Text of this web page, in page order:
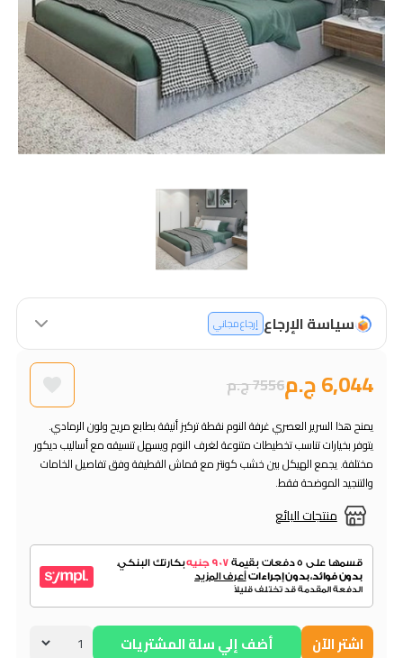
سياسة الإرجاع إرجاع مجاني
6,044 ج.م 7556 ج.م
منتجات البائع
يمنح هذا السرير العصري غرفة النوم نقطة تركيز أنيقة بطابع مريح ولون الرمادي.
يتوفر بخيارات تناسب تخطيطات متنوعة لغرف النوم ويسهل تنسيقه مع أساليب ديكور
مختلفة. يجمع الهيكل بين خشب كونتر مع قماش القطيفة وفق تفاصيل الخامات
والتنجيد الموضحة فقط.
اشتر الآن أضف إلي سلة المشتريات